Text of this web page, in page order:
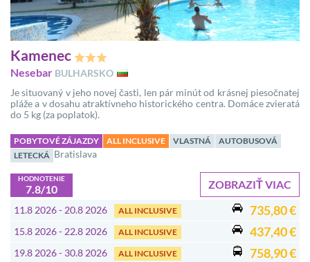
Kamenec
Nesebar BULHARSKO
Je situovaný v jeho novej časti, len pár minút od krásnej piesočnatej
pláže a v dosahu atraktívneho historického centra. Domáce zvieratá
do 5 kg (za poplatok).
POBYTOVÉ ZÁJAZDY ALL INCLUSIVE VLASTNÁ
AUTOBUSOVÁ
LETECKÁ Bratislava
ZOBRAZIŤ VIAC
HODNOTENIE
7.8/10
11.8 2026 - 20.8 2026 ALL INCLUSIVE 735,80 €
15.8 2026 - 22.8 2026 ALL INCLUSIVE 437,40 €
19.8 2026 - 30.8 2026 ALL INCLUSIVE 758,90 €